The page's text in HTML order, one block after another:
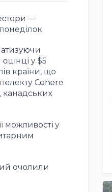
—
у $5
країни, що
Cohere
канадських
можливості у
очолили